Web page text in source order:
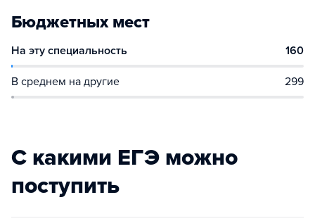
Бюджетных мест
На эту специальность 160
В среднем на другие 299
С какими ЕГЭ можно
поступить